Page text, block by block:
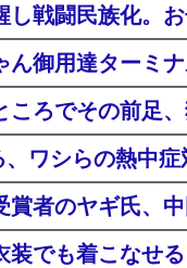
し戦闘民族化。
ん御用達ターミ
ころでその前足
ワシらの熱中症
賞者のヤギ氏、
装でも着こなせ